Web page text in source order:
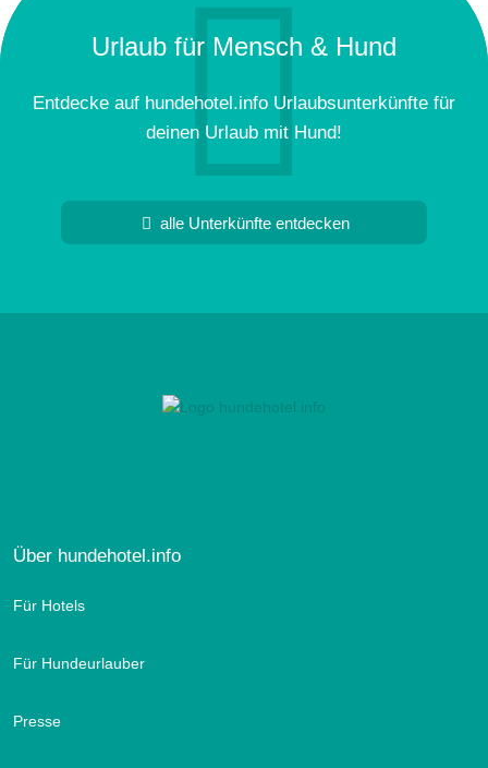
Urlaub für Mensch & Hund
Entdecke auf hundehotel.info Urlaubsunterkünfte für
deinen Urlaub mit Hund!
alle Unterkünfte entdecken
Über hundehotel.info
Für Hotels
Für Hundeurlauber
Presse